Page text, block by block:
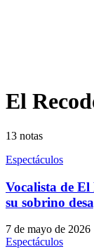
El
13 notas
Espectáculos
Vocalista de
su sobrino
7 de mayo de 2026
Espectáculos